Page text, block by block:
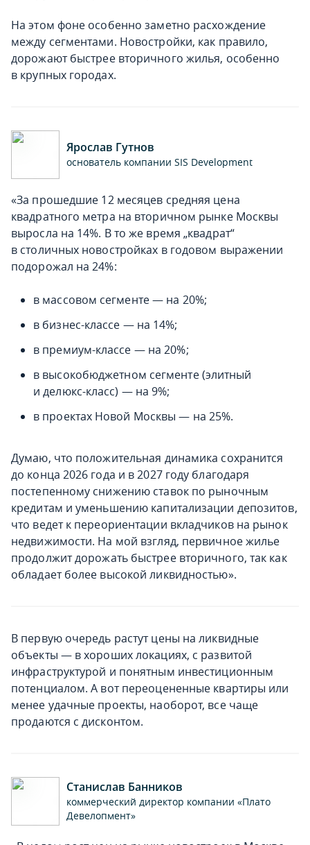
На этом фоне особенно заметно расхождение
между сегментами. Новостройки, как правило,
дорожают быстрее вторичного жилья, особенно
в крупных городах.
Ярослав Гутнов
основатель компании SIS Development
«За прошедшие 12 месяцев средняя цена
квадратного метра на вторичном рынке Москвы
выросла на 14%. В то же время „квадрат“
в столичных новостройках в годовом выражении
подорожал на 24%:
в массовом сегменте — на 20%;
в бизнес-классе — на 14%;
в премиум-классе — на 20%;
в высокобюджетном сегменте (элитный
и делюкс-класс) — на 9%;
в проектах Новой Москвы — на 25%.
Думаю, что положительная динамика сохранится
до конца 2026 года и в 2027 году благодаря
постепенному снижению ставок по рыночным
кредитам и уменьшению капитализации депозитов,
что ведет к переориентации вкладчиков на рынок
недвижимости. На мой взгляд, первичное жилье
продолжит дорожать быстрее вторичного, так как
обладает более высокой ликвидностью».
В первую очередь растут цены на ликвидные
объекты — в хороших локациях, с развитой
инфраструктурой и понятным инвестиционным
потенциалом. А вот переоцененные квартиры или
менее удачные проекты, наоборот, все чаще
продаются с дисконтом.
Станислав Банников
коммерческий директор компании «Плато
Девелопмент»